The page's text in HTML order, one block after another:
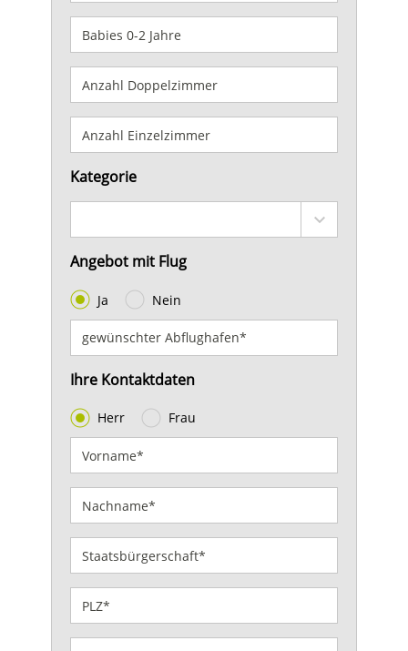
Kategorie
Angebot mit Flug
Ja Nein
Ihre Kontaktdaten
Herr Frau